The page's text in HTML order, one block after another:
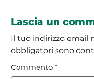
Lascia un
Il tuo indirizzo email
obbligatori sono
Commento*